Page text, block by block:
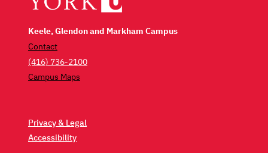
Keele, Glendon and Markham Campus
Contact
(416) 736-2100
Campus Maps
Privacy & Legal
Accessibility